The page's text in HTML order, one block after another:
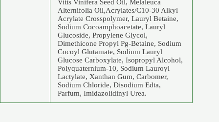
Vitis Vinifera Seed Oil, Melaleuca
Alternifolia Oil,Acrylates/C10-30 Alkyl
Acrylate Crosspolymer, Lauryl Betaine,
Sodium Cocoamphoacetate, Lauryl
Glucoside, Propylene Glycol,
Dimethicone Propyl Pg-Betaine, Sodium
Cocoyl Glutamate, Sodium Lauryl
Glucose Carboxylate, Isopropyl Alcohol,
Polyquaternium-10, Sodium Lauroyl
Lactylate, Xanthan Gum, Carbomer,
Sodium Chloride, Disodium Edta,
Parfum, Imidazolidinyl Urea.